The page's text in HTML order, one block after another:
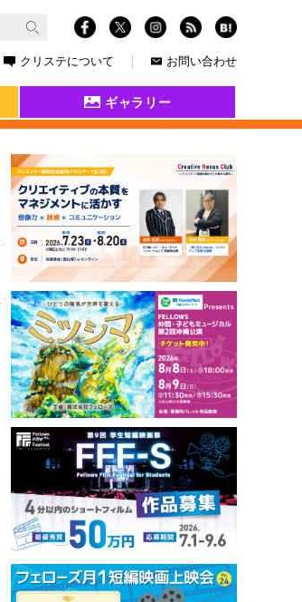
クリステについて お問い合わせ
ギャラリー